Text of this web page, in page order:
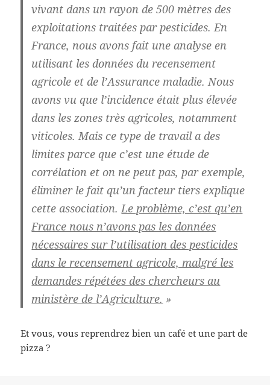
vivant dans un rayon de 500 mètres des
exploitations traitées par pesticides. En
France, nous avons fait une analyse en
utilisant les données du recensement
agricole et de l’Assurance maladie. Nous
avons vu que l’incidence était plus élevée
dans les zones très agricoles, notamment
viticoles. Mais ce type de travail a des
limites parce que c’est une étude de
corrélation et on ne peut pas, par exemple,
éliminer le fait qu’un facteur tiers explique
cette association.Le problème, c’est qu’en
France nous n’avons pas les données
nécessaires sur l’utilisation des pesticides
dans le recensement agricole, malgré les
demandes répétées des chercheurs au
ministère de l’Agriculture. »
Et vous, vous reprendrez bien un café et une part de
pizza ?